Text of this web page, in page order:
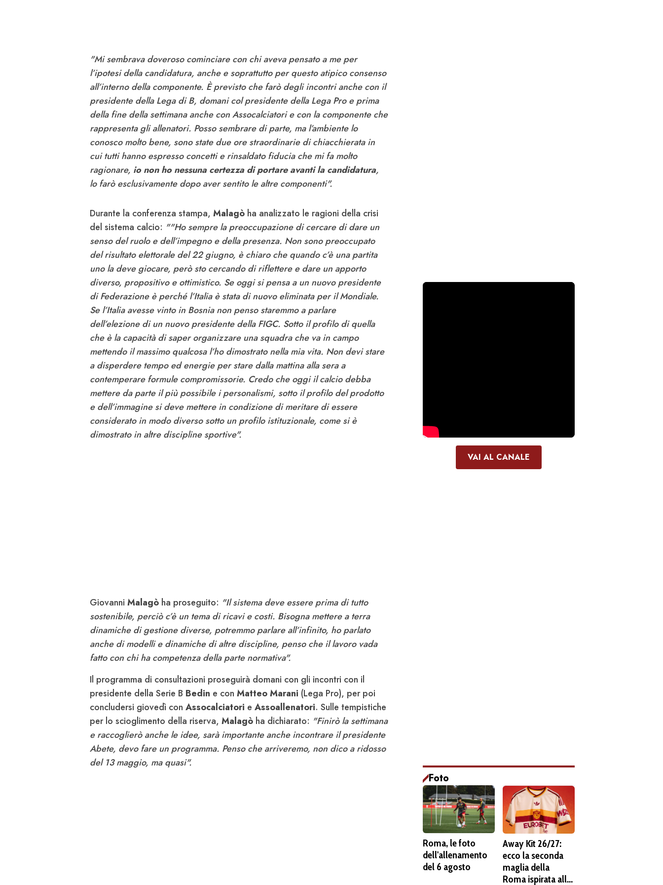
"Mi sembrava doveroso cominciare con chi aveva pensato a me per
l’ipotesi della candidatura, anche e soprattutto per questo atipico consenso
all’interno della componente. È previsto che farò degli incontri anche con il
presidente della Lega di B, domani col presidente della Lega Pro e prima
della fine della settimana anche con Assocalciatori e con la componente che
rappresenta gli allenatori. Posso sembrare di parte, ma l’ambiente lo
conosco molto bene, sono state due ore straordinarie di chiacchierata in
cui tutti hanno espresso concetti e rinsaldato fiducia che mi fa molto
ragionare, io non ho nessuna certezza di portare avanti la candidatura,
lo farò esclusivamente dopo aver sentito le altre componenti".
Durante la conferenza stampa, Malagò ha analizzato le ragioni della crisi
del sistema calcio: ""Ho sempre la preoccupazione di cercare di dare un
senso del ruolo e dell’impegno e della presenza. Non sono preoccupato
del risultato elettorale del 22 giugno, è chiaro che quando c’è una partita
uno la deve giocare, però sto cercando di riflettere e dare un apporto
diverso, propositivo e ottimistico. Se oggi si pensa a un nuovo presidente
di Federazione è perché l’Italia è stata di nuovo eliminata per il Mondiale.
Se l’Italia avesse vinto in Bosnia non penso staremmo a parlare
dell’elezione di un nuovo presidente della FIGC. Sotto il profilo di quella
che è la capacità di saper organizzare una squadra che va in campo
mettendo il massimo qualcosa l’ho dimostrato nella mia vita. Non devi stare
a disperdere tempo ed energie per stare dalla mattina alla sera a
contemperare formule compromissorie. Credo che oggi il calcio debba
mettere da parte il più possibile i personalismi, sotto il profilo del prodotto
e dell’immagine si deve mettere in condizione di meritare di essere
considerato in modo diverso sotto un profilo istituzionale, come si è
dimostrato in altre discipline sportive".
Giovanni Malagò ha proseguito: "Il sistema deve essere prima di tutto
sostenibile, perciò c’è un tema di ricavi e costi. Bisogna mettere a terra
dinamiche di gestione diverse, potremmo parlare all’infinito, ho parlato
anche di modelli e dinamiche di altre discipline, penso che il lavoro vada
fatto con chi ha competenza della parte normativa".
Il programma di consultazioni proseguirà domani con gli incontri con il
presidente della Serie B Bedin e con Matteo Marani (Lega Pro), per poi
concludersi giovedì con Assocalciatori e Assoallenatori. Sulle tempistiche
per lo scioglimento della riserva, Malagò ha dichiarato: "Finirò la settimana
e raccoglierò anche le idee, sarà importante anche incontrare il presidente
Abete, devo fare un programma. Penso che arriveremo, non dico a ridosso
del 13 maggio, ma quasi".
VAI AL CANALE
Foto
Roma, le foto
dell'allenamento
del 6 agosto
Away Kit 26/27:
ecco la seconda
maglia della
Roma ispirata alla